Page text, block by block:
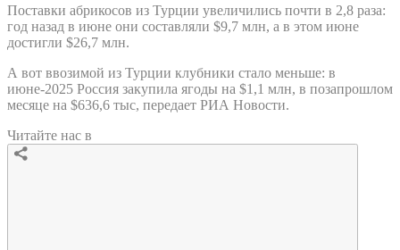
Поставки абрикосов из Турции увеличились почти в 2,8 раза:
год назад в июне они составляли $9,7 млн, а в этом июне
достигли $26,7 млн.
А вот ввозимой из Турции клубники стало меньше: в
июне-2025 Россия закупила ягоды на $1,1 млн, в позапрошлом
месяце на $636,6 тыс, передает РИА Новости.
Читайте нас в